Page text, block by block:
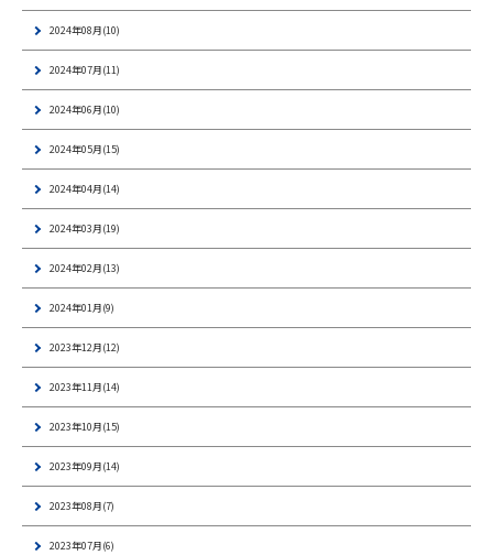
2024年08月(10)
2024年07月(11)
2024年06月(10)
2024年05月(15)
2024年04月(14)
2024年03月(19)
2024年02月(13)
2024年01月(9)
2023年12月(12)
2023年11月(14)
2023年10月(15)
2023年09月(14)
2023年08月(7)
2023年07月(6)